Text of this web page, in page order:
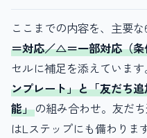
ここまでの内容を、主要
＝対応／△＝一部対応（
セルに補足を添えていま
ンプレート」と「友だち
能」の組み合わせ。友だ
はLステップにも備わりま